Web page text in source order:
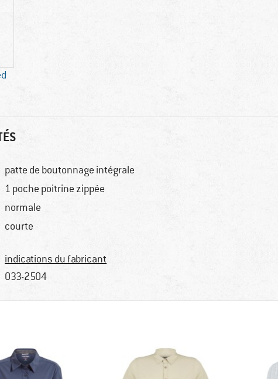
patte de boutonnage intégrale
1 poche poitrine zippée
normale
courte
indications du fabricant
033-2504